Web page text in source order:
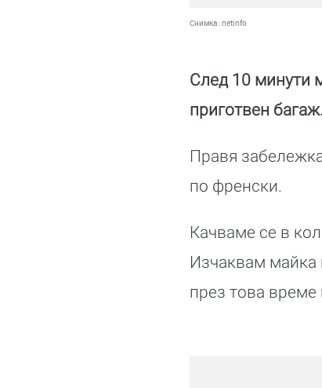
Снимка: netinfo
След 10 минути
приготвен багаж.
Правя
по френски.
Качваме се в
Изчаквам майка
през това